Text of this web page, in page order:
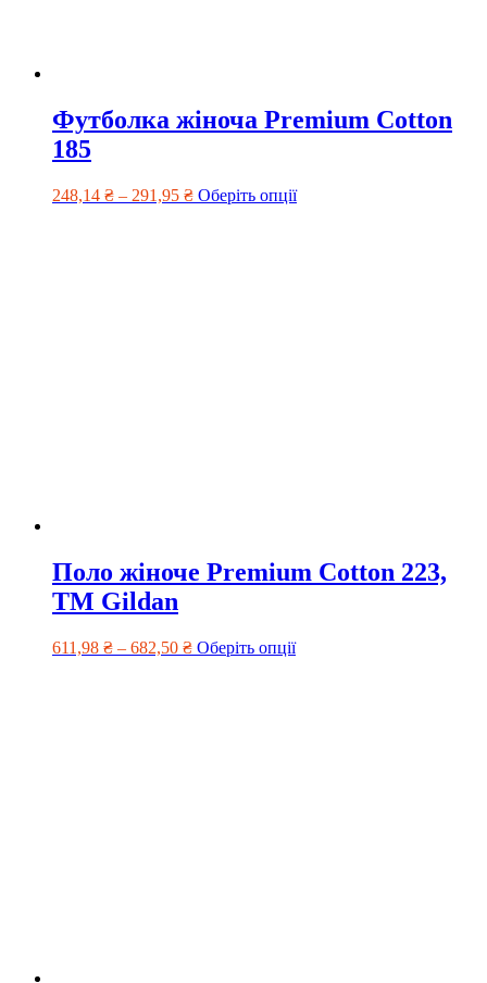
Футболка жіноча Premium Cotton
185
248,14 ₴ – 291,95 ₴ Оберіть опції
Поло жіноче Premium Cotton 223,
TM Gildan
611,98 ₴ – 682,50 ₴ Оберіть опції